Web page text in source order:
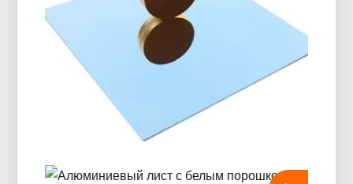
Узнайте, как морской класс 5086 Алюминиевая
пластина H116 обеспечивает выдающиеся
характеристики корпуса., палубы, и морское
оборудование с проверенным балансом сил,
долговечность, и легкая конструкция.
Алюминиевый Зеркальный Лист